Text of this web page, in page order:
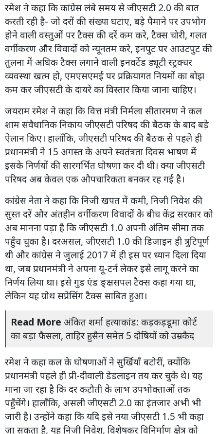
रमेश ने कहा कि कांग्रेस लंबे समय से जीएसटी 2.0 की बात
करती रही है- जो दरों की संख्या घटाए, बड़े पैमाने पर उपभोग
होने वाली वस्तुओं पर टैक्स की दरें कम करे, टैक्स चोरी, गलत
वर्गीकरण और विवादों को न्यूनतम करे, इनपुट पर आउटपुट की
तुलना में अधिक टैक्स लगाने वाली इनवर्टेड ड्यूटी स्ट्रक्चर
व्यवस्था खत्म हो, एमएसएमई पर प्रक्रियागत नियमों का बोझ
कम कर जीएसटी के दायरे का विस्तार किया जाना चाहिए।
जयराम रमेश ने कहा कि वित्त मंत्री निर्मला सीतारमण ने कल
शाम संवैधानिक निकाय जीएसटी परिषद की बैठक के बाद बड़े
ऐलान किए। हालाँकि, जीएसटी परिषद की बैठक से पहले ही
प्रधानमंत्री ने 15 अगस्त के अपने स्वतंत्रता दिवस भाषण में
इसके निर्णयों की सारगर्भित घोषणा कर दी थी। क्या जीएसटी
परिषद अब केवल एक औपचारिकता बनकर रह गई है।
कांग्रेस नेता ने कहा कि निजी खपत में कमी, निजी निवेश की
सुस्त दरें और अंतहीन वर्गीकरण विवादों के बीच केंद्र सरकार को
अब मानना पड़ा है कि जीएसटी 1.0 अपनी अंतिम सीमा तक
पहुँच चुका है। दरअसल, जीएसटी 1.0 की डिजाइन ही त्रुटिपूर्ण
थी और कांग्रेस ने जुलाई 2017 में ही इस पर ध्यान दिला दिया
था, जब प्रधानमंत्री ने अपना यू-टर्न लेकर इसे लागू करने का
निर्णय लिया था। इसे गुड एंड ङ्क्षसपल टैक्स कहा गया था,
लेकिन यह ग्रोथ सप्रेसिंग टैक्स साबित हुआ।
Read More अंकित शर्मा हत्याकांड: कड़कड़डूमा कोर्ट
का बड़ा फैसला, ताहिर हुसैन समेत 5 दोषियों को उम्रकैद
रमेश ने कहा कल के घोषणाओं ने सुर्खियाँ बटोरीं, क्योंकि
प्रधानमंत्री पहले ही प्री-दीवाली डेडलाइन तय कर चुके थे। यह
माना जा रहा है कि दर कटौती के लाभ उपभोक्ताओं तक
पहुँचेंगे। हालाँकि, असली जीएसटी 2.0 का इंतजार अभी भी
जारी है। उन्होंने कहा कि यदि इसे नया जीएसटी 1.5 भी कहा
जा सकता है, यह निजी निवेश, विशेषकर विनिर्माण क्षेत्र को